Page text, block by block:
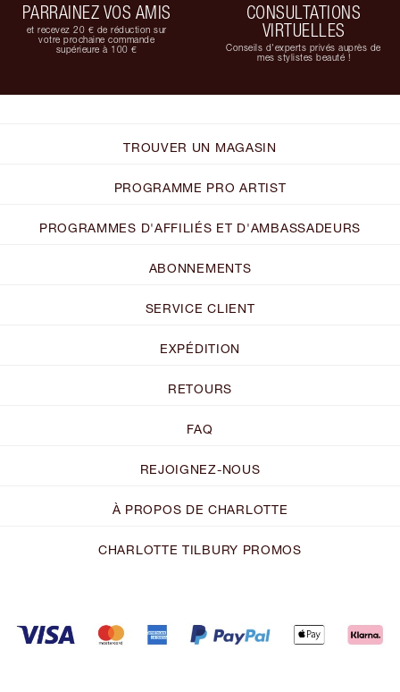
PARRAINEZ VOS AMIS
et recevez 20 € de réduction sur
votre prochaine commande
supérieure à 100 €
CONSULTATIONS
VIRTUELLES
Conseils d'experts privés auprès de
mes stylistes beauté !
TROUVER UN MAGASIN
PROGRAMME PRO ARTIST
PROGRAMMES D'AFFILIÉS ET D'AMBASSADEURS
ABONNEMENTS
SERVICE CLIENT
EXPÉDITION
RETOURS
FAQ
REJOIGNEZ-NOUS
À PROPOS DE CHARLOTTE
CHARLOTTE TILBURY PROMOS